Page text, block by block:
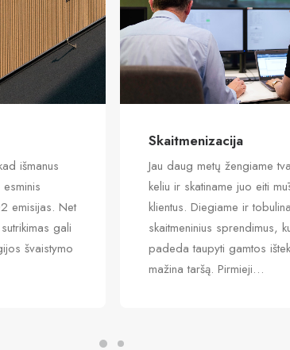
išmanus
emisijas. Net
gali
švaistymo
Skaitmenizacija
Jau daug metų žengiame
keliu ir skatiname juo eiti
klientus. Diegiame ir
skaitmeninius sprendimus,
padeda taupyti gamtos
mažina taršą. Pirmieji…